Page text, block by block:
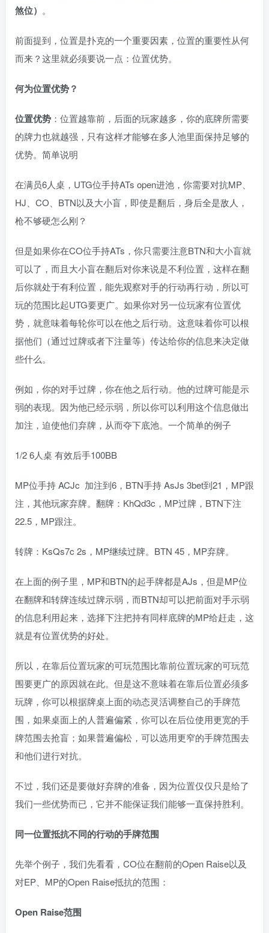
煞位） 。
前面提到，位置是扑克的一个重要因素，位置的重要性从何
而来？这里就必须要说一点：位置优势。
何为位置优势？
位置优势 ：位置越靠前，后面的玩家越多，你的底牌所需要
的牌力也就越强，只有这样才能够在多人池里面保持足够的
优势。简单说明
在满员6人桌，UTG位手持ATs open进池，你需要对抗MP、
HJ、CO、BTN以及大小盲，即使是翻后，身后全是敌人，
枪不够硬怎么刚？
但是如果你在CO位手持ATs，你只需要注意BTN和大小盲就
可以了，而且大小盲在翻后对你来说是不利位置，这样在翻
后你就处于有利位置，能先观察对手的行动再行动，所以可
玩的范围比起UTG要更广。如果你对另一位玩家有位置优
势，就意味着每轮你可以在他之后行动。这意味着你可以根
据他们（通过过牌或者下注量等）传达给你的信息来决定做
些什么。
例如，你的对手过牌，你在他之后行动。他的过牌可能是示
弱的表现。因为他已经示弱，所以你可以利用这个信息做出
加注，迫使他们弃牌，从而夺下底池。一个简单的例子
1/2 6人桌 有效后手100BB
MP位手持 ACJc 加注到6，BTN手持 AsJs 3bet到21，MP跟
注，其他玩家弃牌。翻牌：KhQd3c，MP过牌，BTN下注
22.5，MP跟注。
转牌：KsQs7c 2s，MP继续过牌。BTN 45，MP弃牌。
在上面的例子里，MP和BTN的起手牌都是AJs，但是MP位
在翻牌和转牌连续过牌示弱，而BTN却可以把前面对手示弱
的信息利用起来，选择下注把持有同样底牌的MP给赶走，这
就是有位置优势的好处。
所以，在靠后位置玩家的可玩范围比靠前位置玩家的可玩范
围要更广的原因就在此。但是这不意味着在靠后位置必须多
玩牌，你可以根据牌桌上面的动态灵活调整自己的手牌范
围，如果桌面上的人普遍偏紧，你可以在后位使用更宽的手
牌范围去抢盲；如果普遍偏松，可以选用更窄的手牌范围去
和他们进行对抗。
不过，我们还是要做好弃牌的准备，因为位置仅仅只是给了
我们一些优势而已，它并不能保证我们能够一直保持胜利。
同一位置抵抗不同的行动的手牌范围
先举个例子，我们先看看，CO位在翻前的Open Raise以及
对EP、MP的Open Raise抵抗的范围：
Open Raise范围